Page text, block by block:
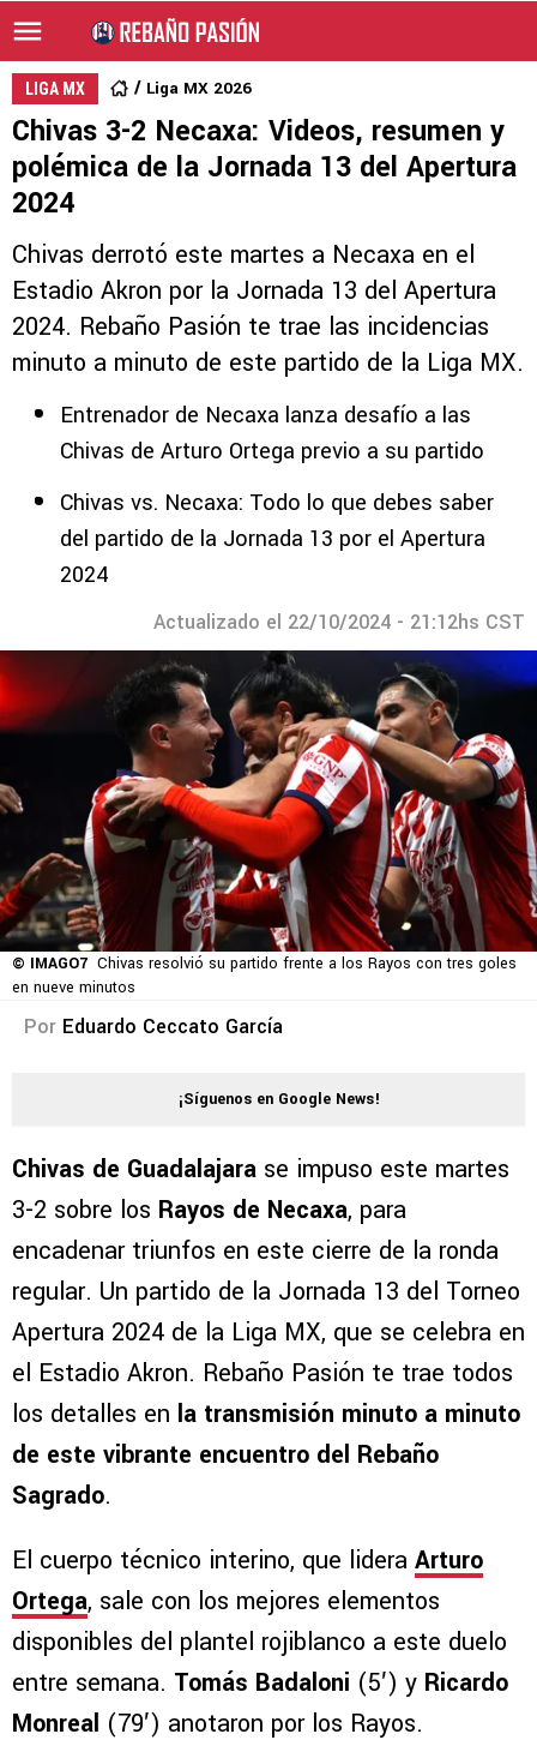
LIGA MX Liga MX 2026
Chivas 3-2 Necaxa: Videos, resumen y
polémica de la Jornada 13 del Apertura
2024
Chivas derrotó este martes a Necaxa en el
Estadio Akron por la Jornada 13 del Apertura
2024. Rebaño Pasión te trae las incidencias
minuto a minuto de este partido de la Liga MX.
Entrenador de Necaxa lanza desafío a las
Chivas de Arturo Ortega previo a su partido
Chivas vs. Necaxa: Todo lo que debes saber
del partido de la Jornada 13 por el Apertura
2024
Actualizado el 22/10/2024 - 21:12hs CST
© IMAGO7 Chivas resolvió su partido frente a los Rayos con tres goles
en nueve minutos
Por Eduardo Ceccato García
¡Síguenos en Google News!
Chivas de Guadalajara se impuso este martes
3-2 sobre los Rayos de Necaxa, para
encadenar triunfos en este cierre de la ronda
regular. Un partido de la Jornada 13 del Torneo
Apertura 2024 de la Liga MX, que se celebra en
el Estadio Akron. Rebaño Pasión te trae todos
los detalles en la transmisión minuto a minuto
de este vibrante encuentro del Rebaño
Sagrado.
El cuerpo técnico interino, que lidera Arturo
Ortega, sale con los mejores elementos
disponibles del plantel rojiblanco a este duelo
entre semana. Tomás Badaloni (5′) y Ricardo
Monreal (79′) anotaron por los Rayos.